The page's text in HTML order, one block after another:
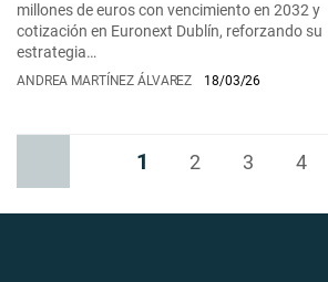
millones de euros con vencimiento en 2032 y
cotización en Euronext Dublín, reforzando su
estrategia…
ANDREA MARTÍNEZ ÁLVAREZ 18/03/26
1 2 3 4